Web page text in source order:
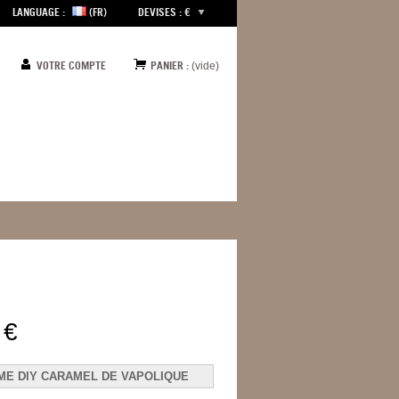
LANGUAGE : (FR) DEVISES : €
VOTRE COMPTE PANIER : (vide)
DIY CARAMEL DE VAPOLIQUE